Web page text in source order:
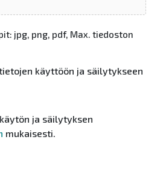
jpg, png, pdf, Max. tiedoston
käyttöön ja säilytykseen
ja säilytyksen
mukaisesti.